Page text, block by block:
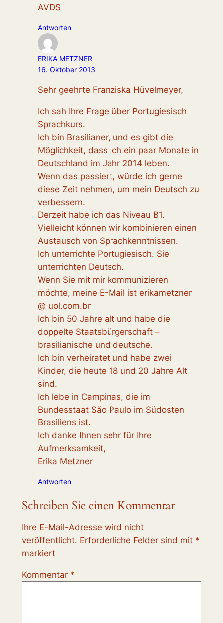
AVDS
Antworten
ERIKA METZNER
16. Oktober 2013
Sehr geehrte Franziska Hüvelmeyer,
Ich sah Ihre Frage über Portugiesisch
Sprachkurs.
Ich bin Brasilianer, und es gibt die
Möglichkeit, dass ich ein paar Monate in
Deutschland im Jahr 2014 leben.
Wenn das passiert, würde ich gerne
diese Zeit nehmen, um mein Deutsch zu
verbessern.
Derzeit habe ich das Niveau B1.
Vielleicht können wir kombinieren einen
Austausch von Sprachkenntnissen.
Ich unterrichte Portugiesisch. Sie
unterrichten Deutsch.
Wenn Sie mit mir kommunizieren
möchte, meine E-Mail ist erikametzner
@ uol.com.br
Ich bin 50 Jahre alt und habe die
doppelte Staatsbürgerschaft –
brasilianische und deutsche.
Ich bin verheiratet und habe zwei
Kinder, die heute 18 und 20 Jahre Alt
sind.
Ich lebe in Campinas, die im
Bundesstaat São Paulo im Südosten
Brasiliens ist.
Ich danke Ihnen sehr für Ihre
Aufmerksamkeit,
Erika Metzner
Antworten
Schreiben Sie einen Kommentar
Ihre E-Mail-Adresse wird nicht
veröffentlicht. Erforderliche Felder sind mit *
markiert
Kommentar *